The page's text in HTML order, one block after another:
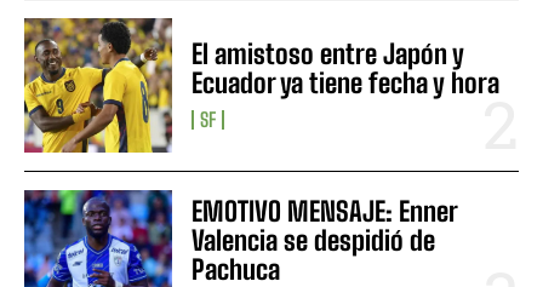
El amistoso entre Japón y
Ecuador ya tiene fecha y hora
SF
EMOTIVO MENSAJE: Enner
Valencia se despidió de
Pachuca